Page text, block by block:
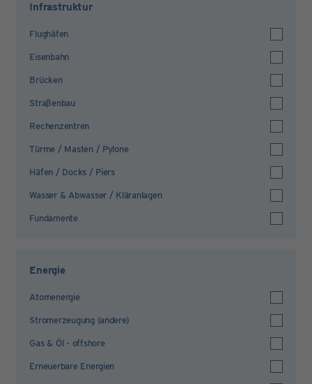
Infrastruktur
Flughäfen
Eisenbahn
Brücken
Straßenbau
Rechenzentren
Türme / Masten / Pylone
Häfen / Docks / Piers
Wasser & Abwasser / Kläranlagen
Fundamente
Energie
Atomenergie
Stromerzeugung (andere)
Gas & Öl - offshore
Erneuerbare Energien